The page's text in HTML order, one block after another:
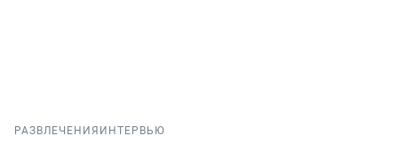
РАЗВЛЕЧЕНИЯ ИНТЕРВЬЮ